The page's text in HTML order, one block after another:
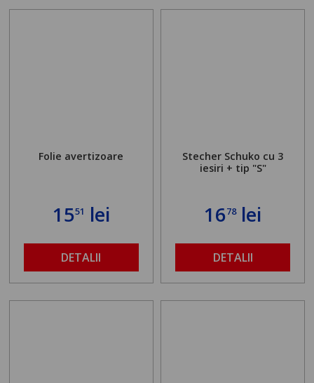
Folie avertizoare
1551 lei
DETALII
Stecher Schuko cu 3
iesiri + tip "S"
1678lei
DETALII